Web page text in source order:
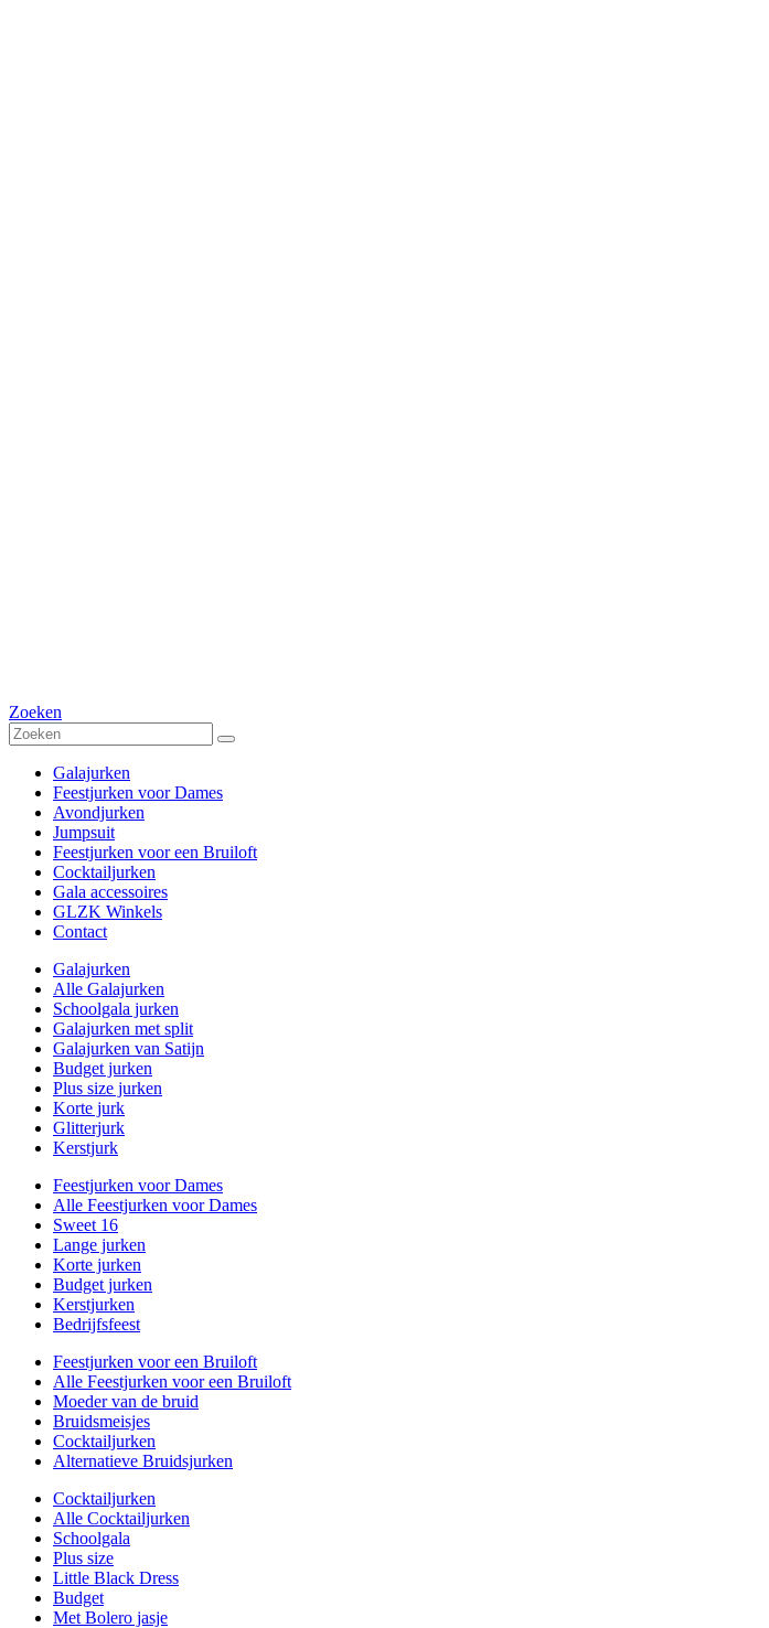
Zoeken
Galajurken
Feestjurken voor Dames
Avondjurken
Jumpsuit
Feestjurken voor een Bruiloft
Cocktailjurken
Gala accessoires
GLZK Winkels
Contact
Galajurken
Alle Galajurken
Schoolgala jurken
Galajurken met split
Galajurken van Satijn
Budget jurken
Plus size jurken
Korte jurk
Glitterjurk
Kerstjurk
Feestjurken voor Dames
Alle Feestjurken voor Dames
Sweet 16
Lange jurken
Korte jurken
Budget jurken
Kerstjurken
Bedrijfsfeest
Feestjurken voor een Bruiloft
Alle Feestjurken voor een Bruiloft
Moeder van de bruid
Bruidsmeisjes
Cocktailjurken
Alternatieve Bruidsjurken
Cocktailjurken
Alle Cocktailjurken
Schoolgala
Plus size
Little Black Dress
Budget
Met Bolero jasje